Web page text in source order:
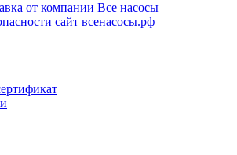
от компании Все насосы
сайт всенасосы.рф